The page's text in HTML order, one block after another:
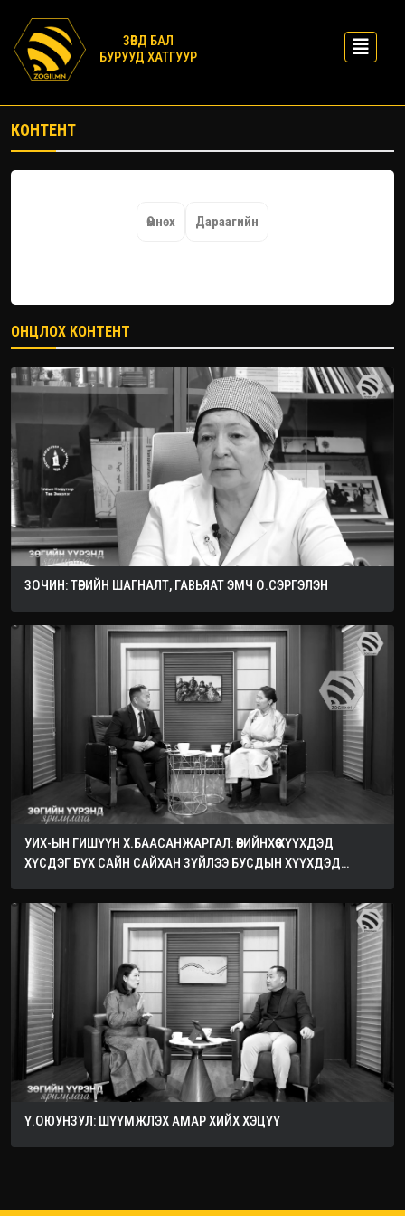
ЗӨВД БАЛ
БУРУУД ХАТГУУР
КОНТЕНТ
Өмнөх Дараагийн
ОНЦЛОХ КОНТЕНТ
ЗОЧИН: ТӨРИЙН ШАГНАЛТ, ГАВЬЯАТ ЭМЧ О.СЭРГЭЛЭН
УИХ-ЫН ГИШҮҮН Х.БААСАНЖАРГАЛ: ӨӨРИЙНХӨӨ ХҮҮХДЭД
ХҮСДЭГ БҮХ САЙН САЙХАН ЗҮЙЛЭЭ БУСДЫН ХҮҮХДЭД
Ү.ОЮУНЗУЛ: ШҮҮМЖЛЭХ АМАР ХИЙХ ХЭЦҮҮ